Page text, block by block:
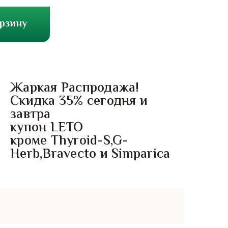
Жаркая Распродажа!
Скидка 35% сегодня и
завтра
купон LETO
кроме Thyroid-S,G-
Herb,Bravecto и Simparica